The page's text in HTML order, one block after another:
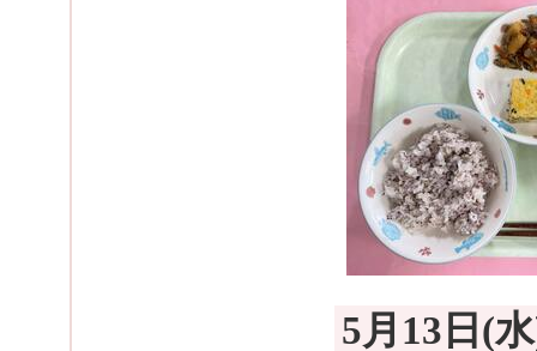
5月13日(